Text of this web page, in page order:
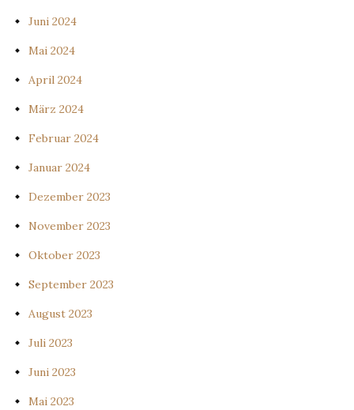
Juni 2024
Mai 2024
April 2024
März 2024
Februar 2024
Januar 2024
Dezember 2023
November 2023
Oktober 2023
September 2023
August 2023
Juli 2023
Juni 2023
Mai 2023